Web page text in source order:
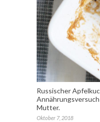
Russischer
Mutter.
Oktober 7, 2018